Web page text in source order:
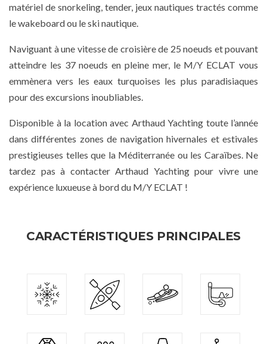
matériel de snorkeling, tender, jeux nautiques tractés comme
le wakeboard ou le ski nautique.
Naviguant à une vitesse de croisière de 25 noeuds et pouvant
atteindre les 37 noeuds en pleine mer, le M/Y ECLAT vous
emmènera vers les eaux turquoises les plus paradisiaques
pour des excursions inoubliables.
Disponible à la location avec Arthaud Yachting toute l’année
dans différentes zones de navigation hivernales et estivales
prestigieuses telles que la Méditerranée ou les Caraïbes. Ne
tardez pas à contacter Arthaud Yachting pour vivre une
expérience luxueuse à bord du M/Y ECLAT !
CARACTÉRISTIQUES PRINCIPALES